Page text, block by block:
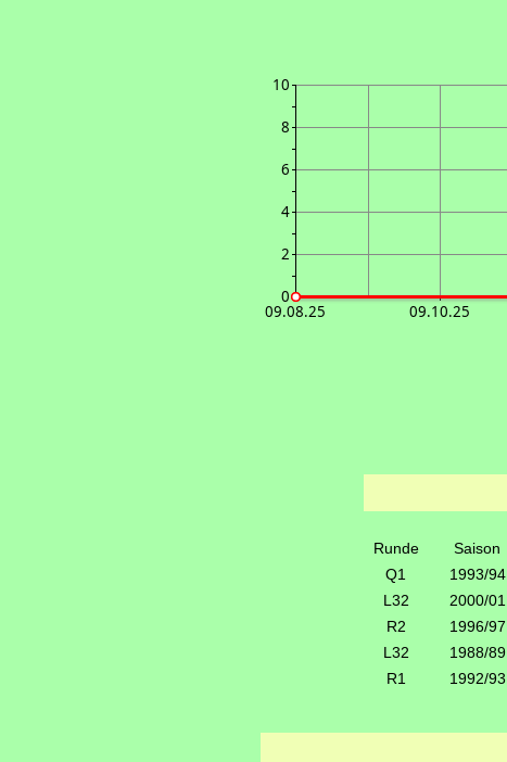
10
8
6
4
2
0
09.08.25 09.10.25
Runde Saison
Q1
1993/94
L32
2000/01
R2
1996/97
L32
1988/89
R1
1992/93